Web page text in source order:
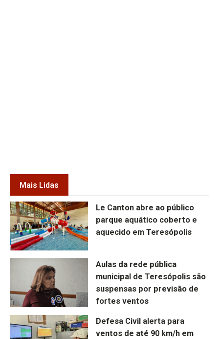
Mais Lidas
Le Canton abre ao público
parque aquático coberto e
aquecido em Teresópolis
Aulas da rede pública
municipal de Teresópolis são
suspensas por previsão de
fortes ventos
Defesa Civil alerta para
ventos de até 90 km/h em